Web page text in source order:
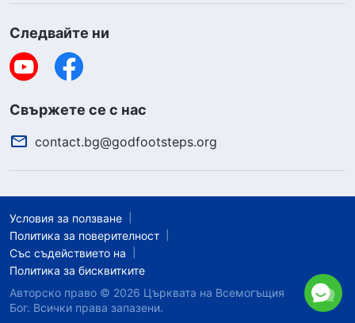
Следвайте ни
Свържете се с нас
contact.bg@godfootsteps.org
Условия за ползване
Политика за поверителност
Със съдействието на
Политика за бисквитките
Авторско право © 2026 Църквата на Всемогъщия
Бог. Всички права запазени.